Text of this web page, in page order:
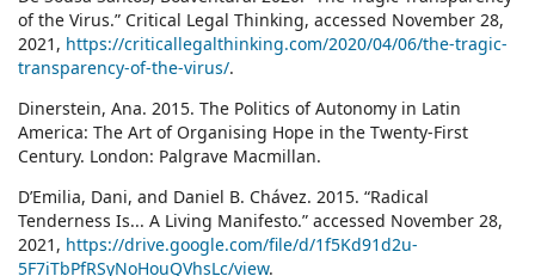
of the Virus.” Critical Legal Thinking, accessed November 28,
2021, https://criticallegalthinking.com/2020/04/06/the-tragic-
transparency-of-the-virus/.
Dinerstein, Ana. 2015. The Politics of Autonomy in Latin
America: The Art of Organising Hope in the Twenty-First
Century. London: Palgrave Macmillan.
D’Emilia, Dani, and Daniel B. Chávez. 2015. “Radical
Tenderness Is... A Living Manifesto.” accessed November 28,
2021, https://drive.google.com/file/d/1f5Kd91d2u-
5F7iTbPfRSyNoHouQVhsLc/view.